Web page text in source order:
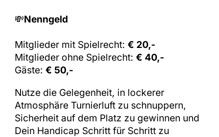
💸Nenngeld
Mitglieder mit Spielrecht: € 20,-
Mitglieder ohne Spielrecht: € 40,-
Gäste: € 50,-
Nutze die Gelegenheit, in lockerer
Atmosphäre Turnierluft zu schnuppern,
Sicherheit auf dem Platz zu gewinnen und
Dein Handicap Schritt für Schritt zu